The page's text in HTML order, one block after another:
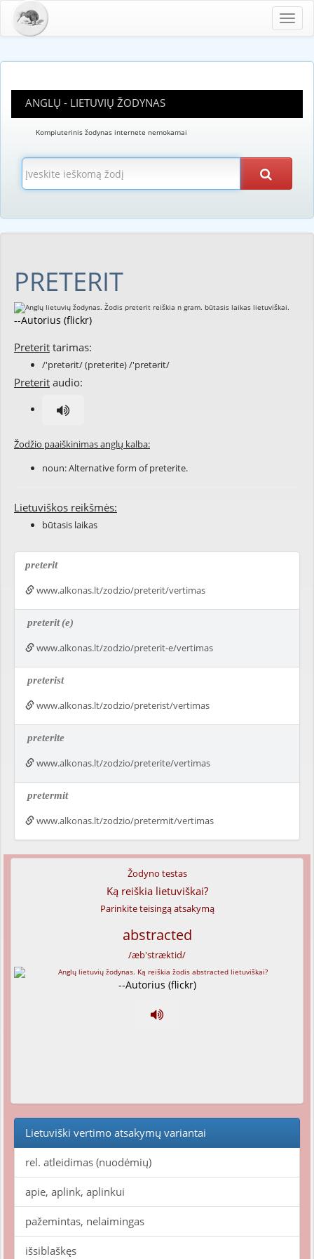
ANGLŲ - LIETUVIŲ ŽODYNAS
Kompiuterinis žodynas internete nemokamai
PRETERIT
--Autorius (flickr)
Preterit tarimas:
/'pretərit/ (preterite) /'pretərit/
Preterit audio:
Žodžio paaiškinimas anglų kalba:
noun: Alternative form ofpreterite.
Lietuviškos reikšmės:
būtasis laikas
preterit
www.alkonas.lt/zodzio/preterit/vertimas
preterit(e)
www.alkonas.lt/zodzio/preterit-e/vertimas
preterist
www.alkonas.lt/zodzio/preterist/vertimas
preterite
www.alkonas.lt/zodzio/preterite/vertimas
pretermit
www.alkonas.lt/zodzio/pretermit/vertimas
Žodyno testas
Ką reiškia lietuviškai?
Parinkite teisingą atsakymą
abstracted
/æb'stræktid/
--Autorius (flickr)
Lietuviški vertimo atsakymų variantai
rel. atleidimas (nuodėmių)
apie, aplink, aplinkui
pažemintas, nelaimingas
išsiblaškęs